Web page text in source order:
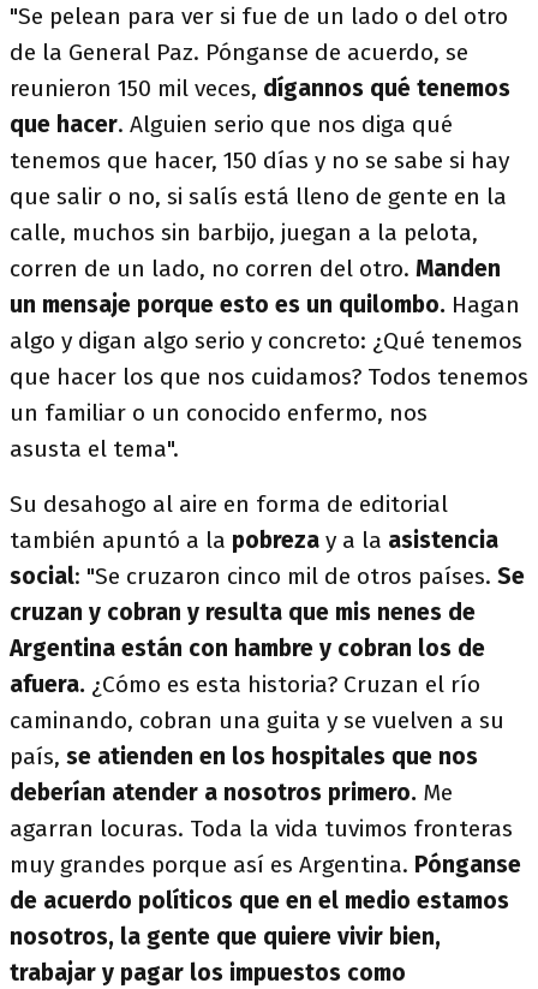
"Se pelean para ver si fue de un lado o del otro
de la General Paz. Pónganse de acuerdo, se
reunieron 150 mil veces, dígannos qué tenemos
que hacer. Alguien serio que nos diga qué
tenemos que hacer, 150 días y no se sabe si hay
que salir o no, si salís está lleno de gente en la
calle, muchos sin barbijo, juegan a la pelota,
corren de un lado, no corren del otro. Manden
un mensaje porque esto es un quilombo. Hagan
algo y digan algo serio y concreto: ¿Qué tenemos
que hacer los que nos cuidamos? Todos tenemos
un familiar o un conocido enfermo, nos
asusta el tema".
Su desahogo al aire en forma de editorial
también apuntó a la pobreza y a la asistencia
social: "Se cruzaron cinco mil de otros países. Se
cruzan y cobran y resulta que mis nenes de
Argentina están con hambre y cobran los de
afuera. ¿Cómo es esta historia? Cruzan el río
caminando, cobran una guita y se vuelven a su
país, se atienden en los hospitales que nos
deberían atender a nosotros primero. Me
agarran locuras. Toda la vida tuvimos fronteras
muy grandes porque así es Argentina. Pónganse
de acuerdo políticos que en el medio estamos
nosotros, la gente que quiere vivir bien,
trabajar y pagar los impuestos como